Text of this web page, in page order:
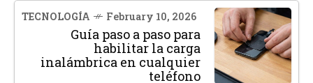
TECNOLOGÍA February 10, 2026
Guía paso a paso para
habilitar la carga
inalámbrica en cualquier
teléfono